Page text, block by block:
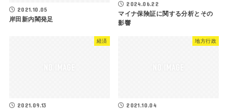
2021.10.05
岸田新内閣発足
2024.06.22
マイナ保険証に関する分析とその
影響
経済
2021.09.13
地方行政
2021.10.04